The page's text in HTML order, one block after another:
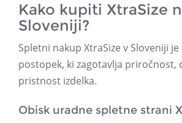
Kako kupiti XtraSize
Sloveniji?
Spletni nakup XtraSize v Sloveniji
postopek, ki zagotavlja priročnost,
pristnost izdelka.
Obisk uradne spletne strani